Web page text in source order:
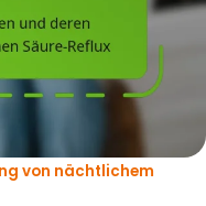
von nächtlichem